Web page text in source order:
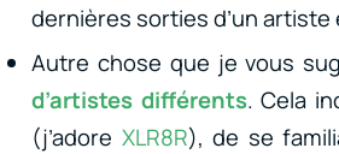
dernières sorties d’un
Autre chose que je vous
d’artistes différents. Cela
(j’adore XLR8R), de se